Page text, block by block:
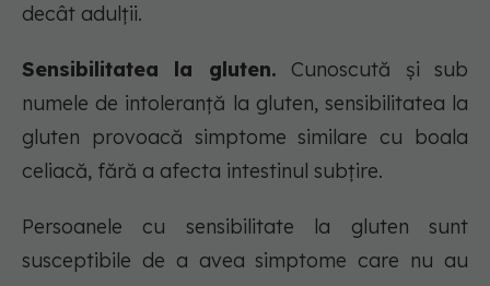
decât adulții.
Sensibilitatea la gluten. Cunoscută și sub
numele de intoleranță la gluten, sensibilitatea la
gluten provoacă simptome similare cu boala
celiacă, fără a afecta intestinul subțire.
Persoanele cu sensibilitate la gluten sunt
susceptibile de a avea simptome care nu au